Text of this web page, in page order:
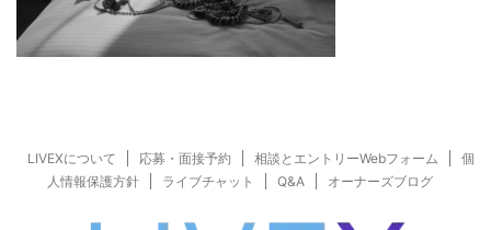
LIVEXについて 応募・面接予約 相談とエントリーWebフォーム
個
人情報保護方針
ライブチャット Q&A オーナーズブログ